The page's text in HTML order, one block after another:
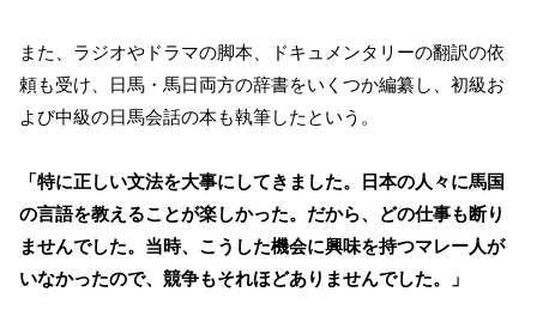
また、ラジオやドラマの脚本、ドキュメンタリーの翻訳の依
頼も受け、日馬・馬日両方の辞書をいくつか編纂し、初級お
よび中級の日馬会話の本も執筆したという。
「特に正しい文法を大事にしてきました。日本の人々に馬国
の言語を教えることが楽しかった。だから、どの仕事も断り
ませんでした。当時、こうした機会に興味を持つマレー人が
いなかったので、競争もそれほどありませんでした。」